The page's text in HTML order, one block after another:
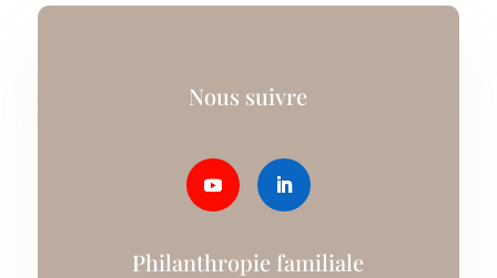
Nous suivre
Philanthropie familiale